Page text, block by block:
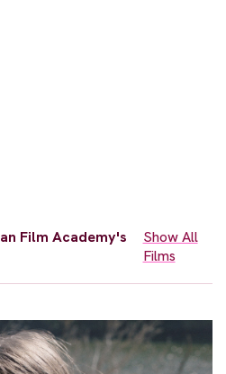
Film Academy's
Show All
Films